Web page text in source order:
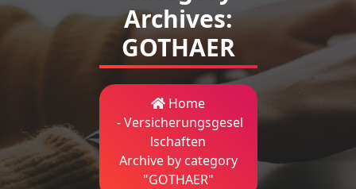
Archives:
GOTHAER
Home
-Versicherungsgesel
lschaften
Archive by category
"GOTHAER"